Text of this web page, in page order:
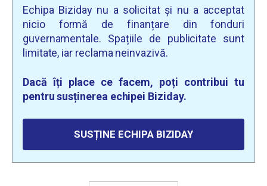
Echipa Biziday nu a solicitat și nu a acceptat
nicio formă de finanțare din fonduri
guvernamentale. Spațiile de publicitate sunt
limitate, iar reclama neinvazivă.
Dacă îți place ce facem, poți contribui tu
pentru susținerea echipei Biziday.
SUSȚINE ECHIPA BIZIDAY